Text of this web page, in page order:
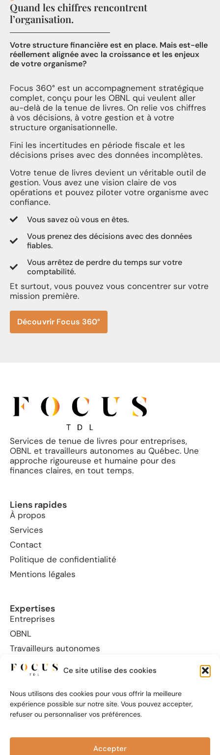
Ce site utilise des cookies
Nous utilisons des cookies pour vous offrir la meilleure
expérience possible sur notre site. Vous pouvez accepter,
refuser ou personnaliser vos préférences.
Accepter
Focus 360° est un accompagnement stratégique
complet, conçu pour les OBNL qui veulent aller
au-delà de la tenue de livres. On relie vos chiffres
à vos décisions, à votre gestion et à votre
structure organisationnelle.
Fini les incertitudes en période fiscale et les
décisions prises avec des données incomplètes.
Votre tenue de livres devient un véritable outil de
gestion. Vous avez une vision claire de vos
opérations et pouvez piloter votre organisme avec
confiance.
Vous savez où vous en êtes.
Vous prenez des décisions avec des données
fiables.
Vous arrêtez de perdre du temps sur votre
comptabilité.
Et surtout, vous pouvez vous concentrer sur votre
mission première.
Découvrir Focus 360°
Quand les chiffres rencontrent
l’organisation.
Votre structure financière est en place. Mais est-elle
réellement alignée avec la croissance et les enjeux
de votre organisme?
Services de tenue de livres pour entreprises,
OBNL et travailleurs autonomes au Québec. Une
approche rigoureuse et humaine pour des
finances claires, en tout temps.
Liens rapides
À propos
Services
Contact
Politique de confidentialité
Mentions légales
Expertises
Entreprises
OBNL
Travailleurs autonomes
Focus 360°
Coordonnées
annie@focustdl.com
7900, boulevard Pierre-Bertrand, bureau 300
Québec (QC) G2J 0C5